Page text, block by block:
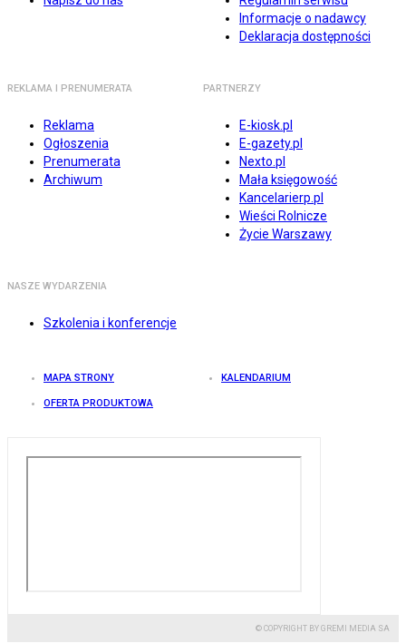
Informacje o nadawcy
Deklaracja dostępności
REKLAMA I PRENUMERATA
Reklama
Ogłoszenia
Prenumerata
Archiwum
PARTNERZY
E-kiosk.pl
E-gazety.pl
Nexto.pl
Mała księgowość
Kancelarierp.pl
Wieści Rolnicze
Życie Warszawy
NASZE WYDARZENIA
Szkolenia i konferencje
MAPA STRONY KALENDARIUM
OFERTA PRODUKTOWA
© COPYRIGHT BY GREMI MEDIA SA